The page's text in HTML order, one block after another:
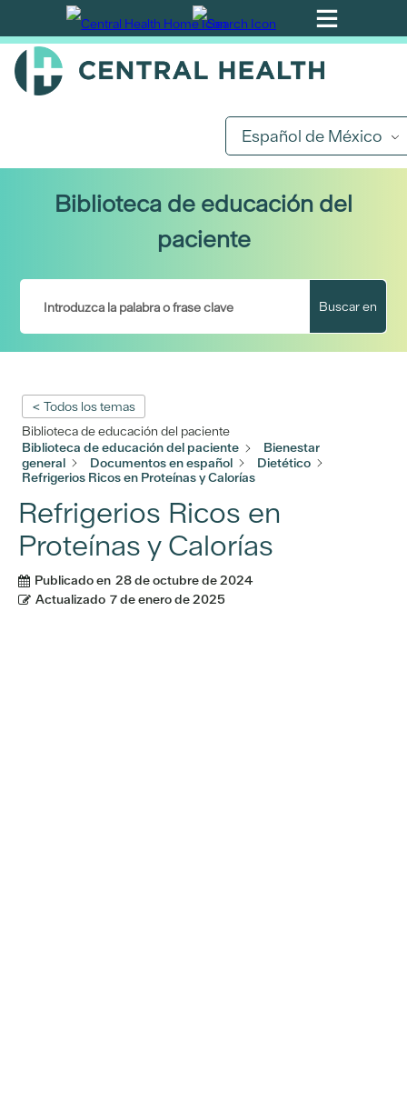
Ir
al
contenido
Español de México
Biblioteca de educación del
paciente
Buscar en
< Todos los temas
Biblioteca de educación del paciente
Biblioteca de educación del paciente
Bienestar
general
Documentos en español
Dietético
Refrigerios Ricos en Proteínas y Calorías
Refrigerios Ricos en
Proteínas y Calorías
Publicado en 28 de octubre de 2024
Actualizado 7 de enero de 2025